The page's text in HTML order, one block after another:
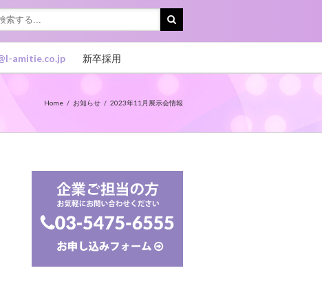
amitie.co.jp 新卒採用
Home お知らせ 2023年11月展示会情報